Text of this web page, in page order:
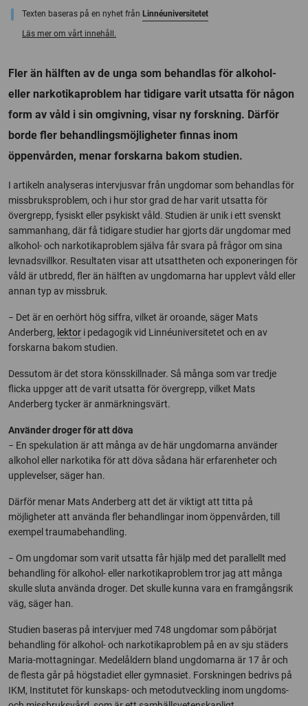
Texten baseras på en nyhet från Linnéuniversitetet
Läs mer om vårt innehåll.
Fler än hälften av de unga som behandlas för alkohol-
eller narkotikaproblem har tidigare varit utsatta för någon
form av våld i sin omgivning, visar ny forskning. Därför
borde fler behandlingsmöjligheter finnas inom
öppenvården, menar forskarna bakom studien.
I artikeln analyseras intervjusvar från ungdomar som behandlas för
missbruksproblem, och i hur stor grad de har varit utsatta för
övergrepp, fysiskt eller psykiskt våld. Studien är unik i ett svenskt
sammanhang, där få tidigare studier har gjorts där ungdomar med
alkohol- och narkotikaproblem själva får svara på frågor om sina
levnadsvillkor. Resultaten visar att utsattheten och exponeringen för
våld är utbredd, fler än hälften av ungdomarna har upplevt våld eller
annan typ av missbruk.
− Det är en oerhört hög siffra, vilket är oroande, säger Mats
Anderberg, lektor i pedagogik vid Linnéuniversitetet och en av
forskarna bakom studien.
Dessutom är det stora könsskillnader. Så många som var tredje
flicka uppger att de varit utsatta för övergrepp, vilket Mats
Anderberg tycker är anmärkningsvärt.
Använder droger för att döva
− En spekulation är att många av de här ungdomarna använder
alkohol eller narkotika för att döva sådana här erfarenheter och
upplevelser, säger han.
Därför menar Mats Anderberg att det är viktigt att titta på
möjligheter att använda fler behandlingar inom öppenvården, till
exempel traumabehandling.
− Om ungdomar som varit utsatta får hjälp med det parallellt med
behandling för alkohol- eller narkotikaproblem tror jag att många
skulle sluta använda droger. Det skulle kunna vara en framgångsrik
väg, säger han.
Studien baseras på intervjuer med 748 ungdomar som påbörjat
behandling för alkohol- och narkotikaproblem på en av sju städers
Maria-mottagningar. Medelåldern bland ungdomarna är 17 år och
de flesta går på högstadiet eller gymnasiet. Forskningen bedrivs på
IKM, Institutet för kunskaps- och metodutveckling inom ungdoms-